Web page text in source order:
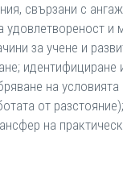
свързани с
удовлетвореност
за учене и
на
от
на